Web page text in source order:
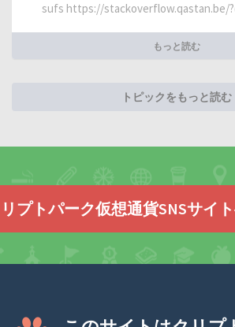
sufs https://stackoverflow.qastan.be/
もっと読む
トピックをもっと読む
プトパーク仮想通貨SNSサイト